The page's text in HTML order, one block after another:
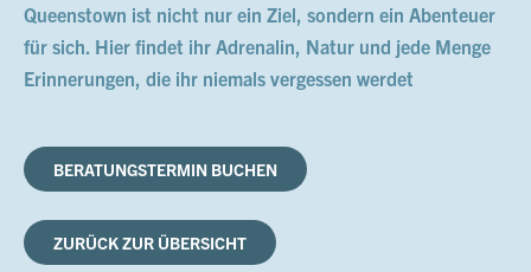
Queenstown ist nicht nur ein Ziel, sondern ein Abenteuer
für sich. Hier findet ihr Adrenalin, Natur und jede Menge
Erinnerungen, die ihr niemals vergessen werdet
BERATUNGSTERMIN BUCHEN
ZURÜCK ZUR ÜBERSICHT